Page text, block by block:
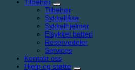
Tilbehør
Tilbehør
Sykkellåse
Sykkelhjelmer
Elsykkel batteri
Reservedeler
Services
Kontakt oss
Hjelp og støtte